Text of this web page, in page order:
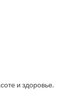
и здоровье.